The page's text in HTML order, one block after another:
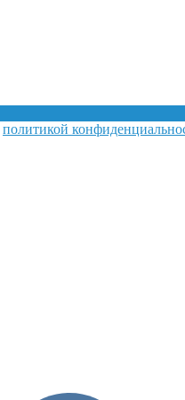
политикой